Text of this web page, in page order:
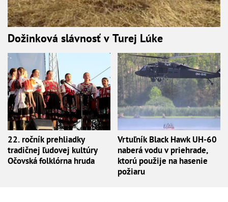
Dožinková slávnosť v Turej Lúke
22. ročník prehliadky
tradičnej ľudovej kultúry
Očovská folklórna hruda
Vrtuľník Black Hawk UH-60
naberá vodu v priehrade,
ktorú použije na hasenie
požiaru